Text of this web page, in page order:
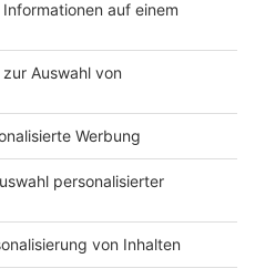
von Roller brennt.
des Möbeldiscounters
voller Möbel. Über 100
Gronau sind im Einsatz.
und Epe sollen helfen.
Gronau sagt, dass
den Brand ausgelöst
aber noch nicht bekannt.